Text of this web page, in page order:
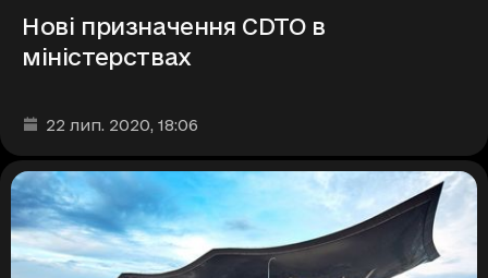
Нові призначення CDTO в
міністерствах
Дата та час публікації
22 лип. 2020, 18:06